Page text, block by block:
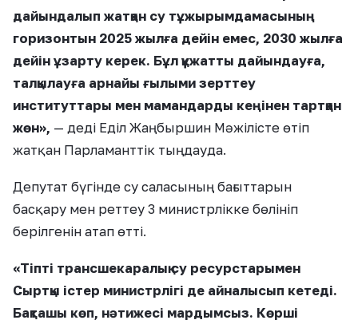
дайындалып жатқан су тұжырымдамасының
горизонтын 2025 жылға дейін емес, 2030 жылға
дейін ұзарту керек. Бұл құжатты дайындауға,
талқылауға арнайы ғылыми зерттеу
институттары мен мамандарды кеңінен тартқан
жөн», — деді Еділ Жаңбыршин Мәжілісте өтіп
жатқан Парламанттік тыңдауда.
Депутат бүгінде су саласының бағыттарын
басқару мен реттеу 3 министрлікке бөлініп
берілгенін атап өтті.
«Тіпті трансшекаралық су ресурстарымен
Сыртқы істер министрлігі де айналысып кетеді.
Бақташы көп, нәтижесі мардымсыз. Көрші